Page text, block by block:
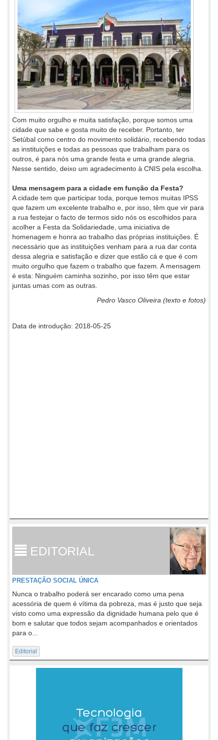
Com muito orgulho e muita satisfação, porque somos uma
cidade que sabe e gosta muito de receber. Portanto, ter
Setúbal como centro do movimento solidário, recebendo todas
as instituições e todas as pessoas que trabalham para os
outros, é para nós uma grande festa e uma grande alegria.
Nesse sentido, deixo um agradecimento à CNIS pela escolha.
Uma mensagem para a cidade em função da Festa?
A cidade tem que participar toda, porque temos muitas IPSS
que fazem um excelente trabalho e, por isso, têm que vir para
a rua festejar o facto de termos sido nós os escolhidos para
acolher a Festa da Solidariedade, uma iniciativa de
homenagem e honra ao trabalho das próprias instituições. É
necessário que as instituições venham para a rua dar conta
dessa alegria e satisfação e dizer que estão cá e que é com
muito orgulho que fazem o trabalho que fazem. A mensagem
é esta: Ninguém caminha sozinho, por isso têm que estar
juntas umas com as outras.
Pedro Vasco Oliveira (texto e fotos)
Data de introdução: 2018-05-25
EDITORIAL
PRESTAÇÃO SOCIAL ÚNICA
Nunca o trabalho poderá ser encarado como uma pena
acessória de quem é vítima da pobreza, mas é justo que seja
visto como uma expressão da dignidade humana pelo que é
bom e salutar que todos sejam acompanhados e orientados
para o...
Editorial